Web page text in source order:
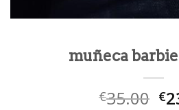
muñeca
€35.00 €